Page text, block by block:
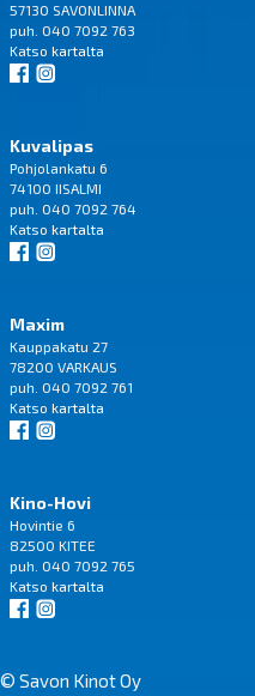
57130 SAVONLINNA
puh. 040 7092 763
Katso kartalta
Kuvalipas
Pohjolankatu 6
74100 IISALMI
puh. 040 7092 764
Katso kartalta
Maxim
Kauppakatu 27
78200 VARKAUS
puh. 040 7092 761
Katso kartalta
Kino-Hovi
Hovintie 6
82500 KITEE
puh. 040 7092 765
Katso kartalta
© Savon Kinot Oy